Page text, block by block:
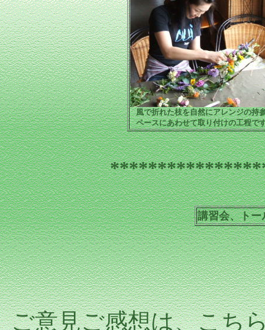
風で折れた枝を自然にアレンジの持
ペースにあわせて取り付けの工程で
講習会、トー
ご意見ご感想は、こ